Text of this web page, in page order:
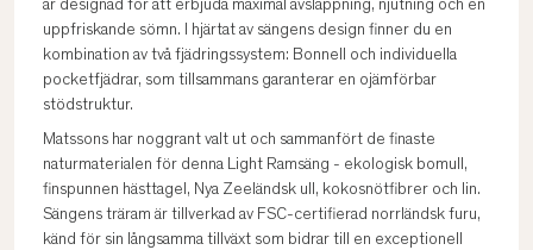
är designad för att erbjuda maximal avslappning, njutning och en
uppfriskande sömn. I hjärtat av sängens design finner du en
kombination av två fjädringssystem: Bonnell och individuella
pocketfjädrar, som tillsammans garanterar en ojämförbar
stödstruktur.
Matssons har noggrant valt ut och sammanfört de finaste
naturmaterialen för denna Light Ramsäng - ekologisk bomull,
finspunnen hästtagel, Nya Zeeländsk ull, kokosnötfibrer och lin.
Sängens träram är tillverkad av FSC-certifierad norrländsk furu,
känd för sin långsamma tillväxt som bidrar till en exceptionell